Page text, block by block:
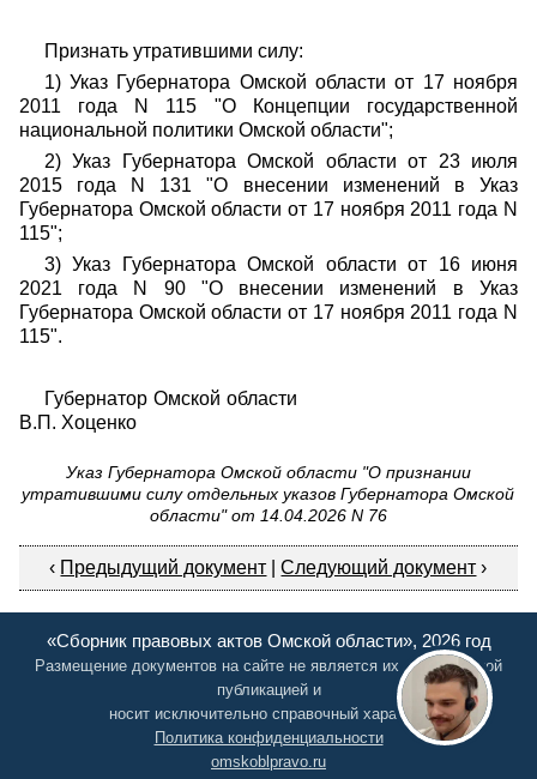
Признать утратившими силу:
1) Указ Губернатора Омской области от 17 ноября
2011 года N 115 "О Концепции государственной
национальной политики Омской области";
2) Указ Губернатора Омской области от 23 июля
2015 года N 131 "О внесении изменений в Указ
Губернатора Омской области от 17 ноября 2011 года N
115";
3) Указ Губернатора Омской области от 16 июня
2021 года N 90 "О внесении изменений в Указ
Губернатора Омской области от 17 ноября 2011 года N
115".
Губернатор Омской области
В.П. Хоценко
Указ Губернатора Омской области "О признании
утратившими силу отдельных указов Губернатора Омской
области" от 14.04.2026 N 76
‹ Предыдущий документ |Следующий документ ›
«Сборник правовых актов Омской области», 2026 год
Размещение документов на сайте не является их официальной
публикацией и
носит исключительно справочный характер
Политика конфиденциальности
omskoblpravo.ru